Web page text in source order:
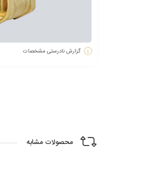
گزارش نادرستی مشخصات
محصولات مشابه